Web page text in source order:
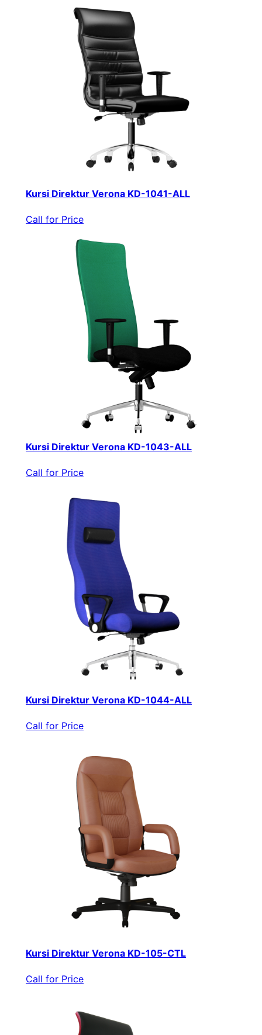
Kursi Direktur Verona KD-1041-ALL
Call for Price
Kursi Direktur Verona KD-1043-ALL
Call for Price
Kursi Direktur Verona KD-1044-ALL
Call for Price
Kursi Direktur Verona KD-105-CTL
Call for Price